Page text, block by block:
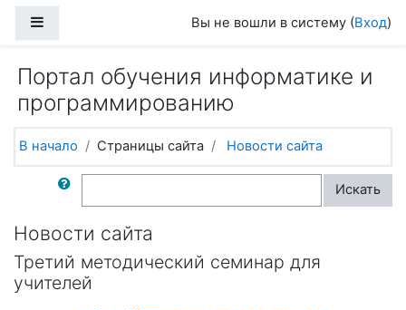
Вы не вошли в систему (Вход)
Портал обучения информатике и
программированию
В начало Страницы сайта Новости сайта
Поиск по форумам Искать
Новости сайта
Третий методический семинар для
учителей